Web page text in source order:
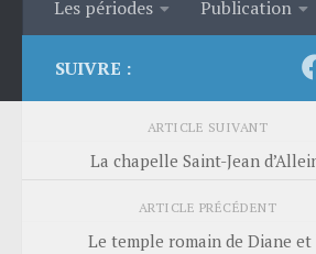
Les périodes Publication
SUIVRE :
ARTICLE SUIVANT
La chapelle Saint-Jean
ARTICLE PRÉCÉDENT
Le temple romain de Diane et